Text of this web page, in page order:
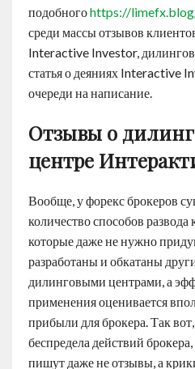
подобногоhttps://
среди массы отзывов
Interactive Investor,
статья о деяниях Interactive
очереди на написание.
Отзывы о
центре
Вообще, у форекс брокеров
количество способов развода
которые даже не нужно
разработаны и обкатаны
дилинговыми центрами, а
применения оценивается
прибыли для брокера. Так
беспредела действий
пишут даже не отзывы, а